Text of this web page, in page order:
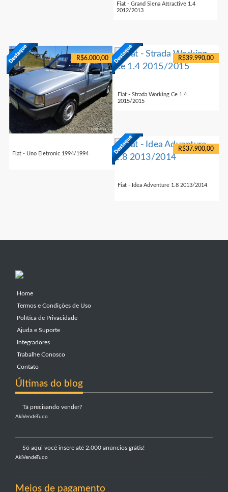
Fiat - Grand Siena Attractive 1.4
2012/2013
R$6.000,00
Fiat - Uno Eletronic 1994/1994
R$39.990,00
Fiat - Strada Working Ce 1.4
2015/2015
R$37.900,00
Fiat - Idea Adventure 1.8 2013/2014
Home
Termos e Condições de Uso
Política de Privacidade
Ajuda e Suporte
Integradores
Trabalhe Conosco
Contato
Últimas do blog
Tá precisando vender?
AkiVendeTudo
Só aqui você insere até 2.000 anúncios grátis!
AkiVendeTudo
Meios de pagamento